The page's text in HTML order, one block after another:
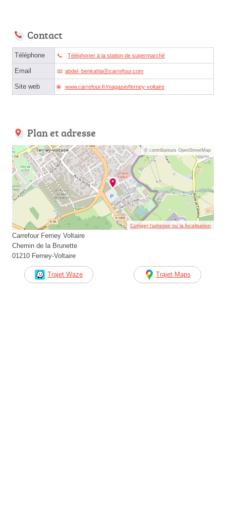
Contact
Téléphone Téléphoner à la station de supermarché
Email abdel_benkahlaⓐcarrefour.com
Site web www.carrefour.fr/magasin/ferney-voltaire
Plan et adresse
© contributeurs OpenStreetMap
Corriger l’adresse ou la localisation
Carrefour Ferney Voltaire
Chemin de la Brunette
01210 Ferney-Voltaire
Trajet Waze Trajet Maps